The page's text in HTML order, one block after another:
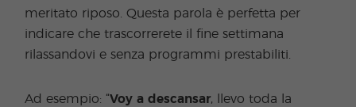
meritato riposo. Questa parola è perfetta per
indicare che trascorrerete il fine settimana
rilassandovi e senza programmi prestabiliti.
Ad esempio: “Voy a descansar, llevo toda la